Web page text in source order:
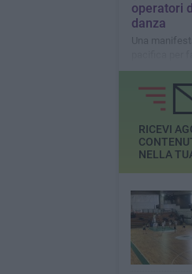
operatori
danza
Una
ragioni e la
sindaco di
portavoce
RICEVI
NELLA